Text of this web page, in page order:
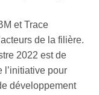
et Trace
de la filière.
2022 est de
l’initiative pour
développement